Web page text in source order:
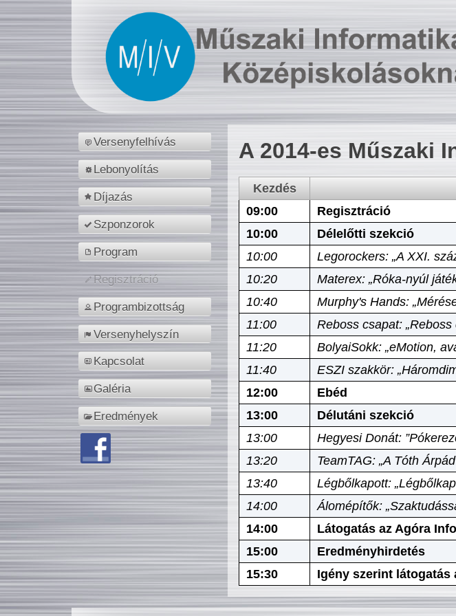
Versenyfelhívás
Lebonyolítás
Díjazás
Szponzorok
Program
Regisztráció
Programbizottság
Versenyhelyszín
Kapcsolat
Galéria
Eredmények
A 2014-es Műszaki
Kezdés
09:00
Regisztráció
10:00
Délelőtti szekció
10:00
Legorockers: „A XXI.
10:20
Materex: „Róka-nyúl
10:40
Murphy's Hands:
11:00
Reboss csapat: „Reboss
11:20
BolyaiSokk: „eMotion,
11:40
ESZI szakkör:
12:00
Ebéd
13:00
Délutáni szekció
13:00
Hegyesi Donát:
13:20
TeamTAG: „A Tóth
13:40
Légbőlkapott:
14:00
Álomépítők:
14:00
Látogatás az Agóra
15:00
Eredményhirdetés
15:30
Igény szerint látogatás